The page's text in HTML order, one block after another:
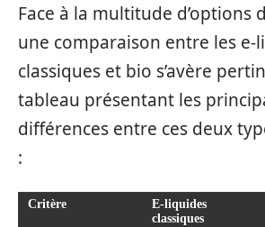
Face à la multitude d’options
une comparaison entre les e-
classiques et bio s’avère
tableau présentant les
différences entre ces deux
:
Critère
E-liquides
classiques